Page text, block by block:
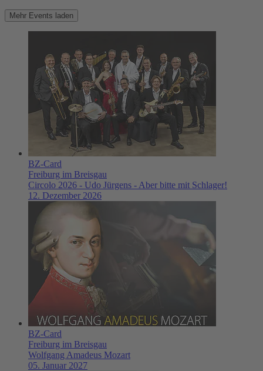
Mehr Events laden
BZ-Card
Freiburg im Breisgau
Circolo 2026 - Udo Jürgens - Aber bitte mit Schlager!
12. Dezember 2026
BZ-Card
Freiburg im Breisgau
Wolfgang Amadeus Mozart
05. Januar 2027